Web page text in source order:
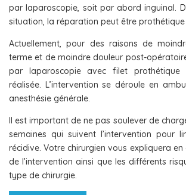
par laparoscopie, soit par abord inguinal.
situation, la réparation peut être
Actuellement, pour des raisons de
terme et de moindre douleur post-
par laparoscopie avec filet prothétique
réalisée. L’intervention se déroule en
anesthésie générale.
Il est important de ne pas soulever de
semaines qui suivent l’intervention pour
récidive. Votre chirurgien vous expliquera
de l’intervention ainsi que les différents
type de chirurgie.